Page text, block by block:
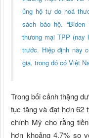
ủng hộ tự do hoá
sách bảo hộ.
thương mại TPP (nay
trước. Hiệp định này
gia, trong đó có Việt
Trong bối cảnh thặng
tục tăng và đạt hơn 62
chính Mỹ cho rằng
hơn khoảng 4,7% so